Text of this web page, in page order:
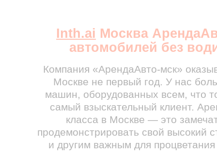
Inth.ai Москва
автомобилей без
Компания «АрендаАвто-мск»
Москве не первый год. У нас
машин, оборудованных всем, что
самый взыскательный клиент.
класса в Москве — это
продемонстрировать свой высокий
и другим важным для